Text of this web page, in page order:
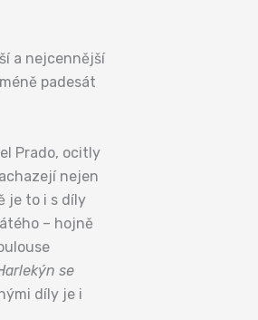
a nejcennější
padesát
Prado, ocitly
nejen
je to i s díly
– hojně
se
díly je i